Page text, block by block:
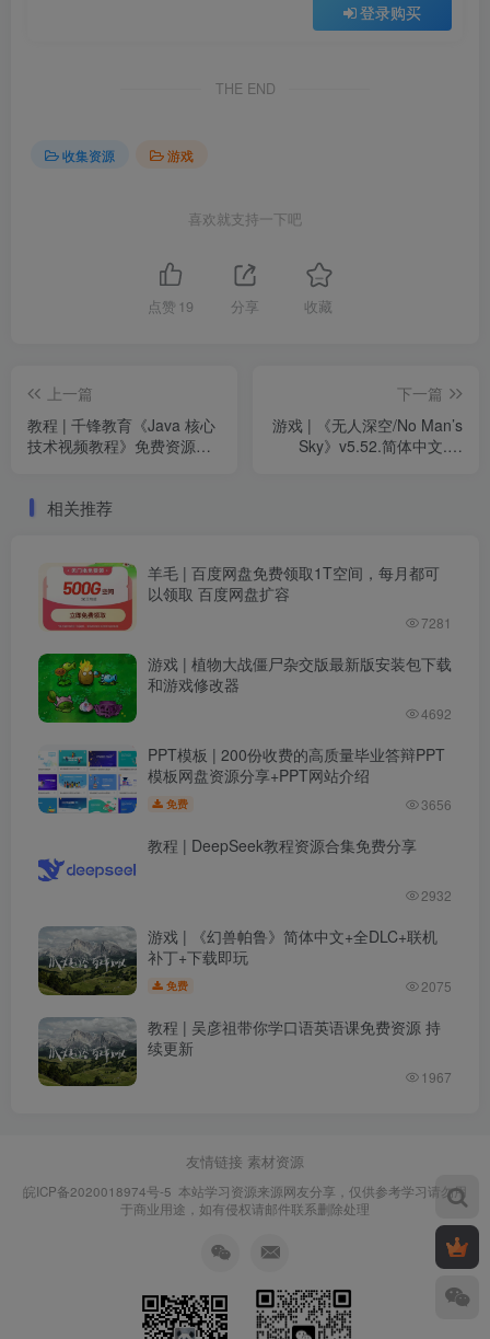
登录购买
THE END
收集资源 游戏
喜欢就支持一下吧
点赞 19 分享 收藏
上一篇
教程 | 千锋教育《Java 核心
技术视频教程》免费资源分
下一篇
游戏 | 《无人深空/No Man’s
Sky》v5.52.简体中文.全
相关推荐
羊毛 | 百度网盘免费领取1T空间，每月都可
以领取 百度网盘扩容
7281
游戏 | 植物大战僵尸杂交版最新版安装包下载
和游戏修改器
4692
PPT模板 | 200份收费的高质量毕业答辩PPT
模板网盘资源分享+PPT网站介绍
免费 3656
教程 | DeepSeek教程资源合集免费分享
2932
游戏 | 《幻兽帕鲁》简体中文+全DLC+联机
补丁+下载即玩
免费 2075
教程 | 吴彦祖带你学口语英语课免费资源 持
续更新
1967
友情链接 素材资源
皖ICP备2020018974号-5 本站学习资源来源网友分享，仅供参考学习请勿用
于商业用途，如有侵权请邮件联系删除处理